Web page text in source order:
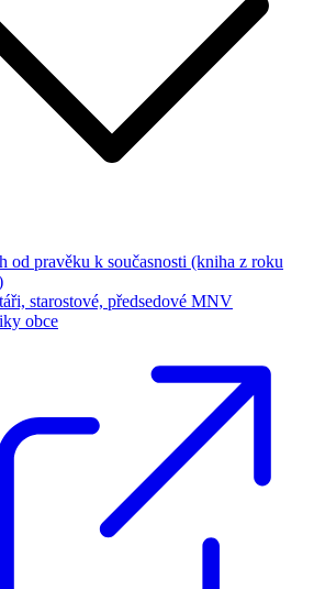
od pravěku k současnosti (kniha z roku
starostové, předsedové MNV
obce